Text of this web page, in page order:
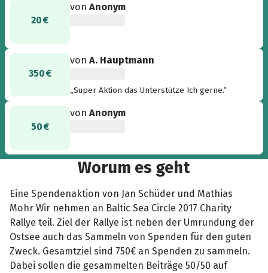
20 €
vonAnonym
350 €
vonA. Hauptmann
„Super Aktion das Unterstütze Ich gerne.“
50 €
vonAnonym
Worum es geht
Eine Spendenaktion von Jan Schüder und Mathias
Mohr Wir nehmen an Baltic Sea Circle 2017 Charity
Rallye teil. Ziel der Rallye ist neben der Umrundung der
Ostsee auch das Sammeln von Spenden für den guten
Zweck. Gesamtziel sind 750€ an Spenden zu sammeln.
Dabei sollen die gesammelten Beiträge 50/50 auf